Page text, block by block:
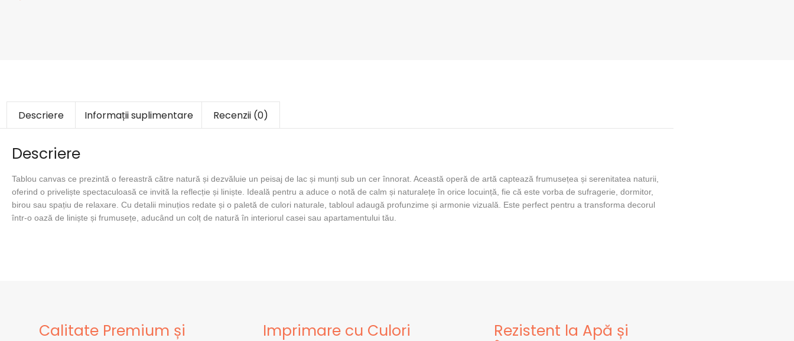
Descriere Informații suplimentare Recenzii (0)
Descriere
Tablou canvas ce prezintă o fereastră către natură și dezvăluie un peisaj de lac și munți sub un cer înnorat. Această operă de artă captează frumusețea și serenitatea naturii,
oferind o priveliște spectaculoasă ce invită la reflecție și liniște. Ideală pentru a aduce o notă de calm și naturalețe în orice locuință, fie că este vorba de sufragerie, dormitor,
birou sau spațiu de relaxare. Cu detalii minuțios redate și o paletă de culori naturale, tabloul adaugă profunzime și armonie vizuală. Este perfect pentru a transforma decorul
într-o oază de liniște și frumusețe, aducând un colț de natură în interiorul casei sau apartamentului tău.
Calitate Premium și
Imprimare cu Culori
Rezistent la Apă și